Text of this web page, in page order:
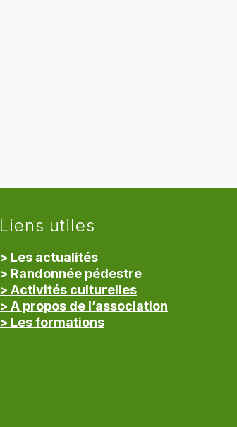
Liens utiles
> Les actualités
> Randonnée pédestre
> Activités culturelles
> A propos de l’association
> Les formations